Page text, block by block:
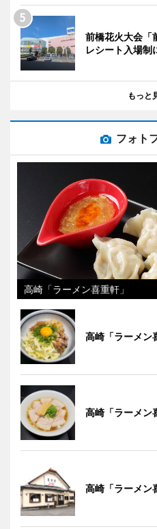
前橋花火大会
レシート入場制
もっと
フォト
高崎「ラーメン喜重軒」
高崎「ラーメン
高崎「ラーメン
高崎「ラーメン